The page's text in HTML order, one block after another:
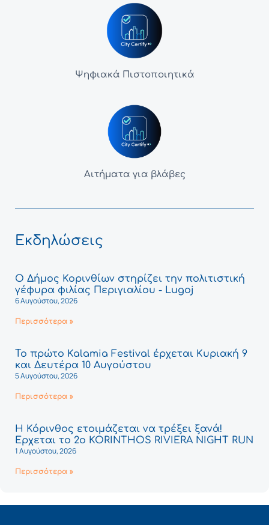
Ψηφιακά Πιστοποιητικά
Αιτήματα για βλάβες
Εκδηλώσεις
Ο Δήμος Κορινθίων στηρίζει την πολιτιστική
γέφυρα φιλίας Περιγιαλίου - Lugoj
6 Αυγούστου, 2026
Περισσότερα »
Το πρώτο Kalamia Festival έρχεται Κυριακή 9
και Δευτέρα 10 Αυγούστου
5 Αυγούστου, 2026
Περισσότερα »
Η Κόρινθος ετοιμάζεται να τρέξει ξανά!
Έρχεται το 2ο KORINTHOS RIVIERA NIGHT RUN
1 Αυγούστου, 2026
Περισσότερα »